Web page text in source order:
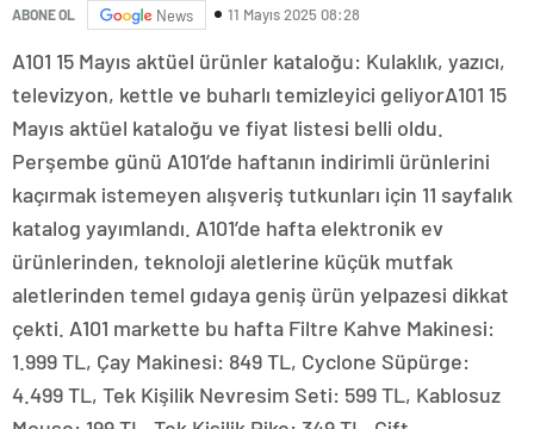
ABONE OL News 11 Mayıs 2025 08:28
A101 15 Mayıs aktüel ürünler kataloğu: Kulaklık, yazıcı,
televizyon, kettle ve buharlı temizleyici geliyorA101 15
Mayıs aktüel kataloğu ve fiyat listesi belli oldu.
Perşembe günü A101’de haftanın indirimli ürünlerini
kaçırmak istemeyen alışveriş tutkunları için 11 sayfalık
katalog yayımlandı. A101’de hafta elektronik ev
ürünlerinden, teknoloji aletlerine küçük mutfak
aletlerinden temel gıdaya geniş ürün yelpazesi dikkat
çekti. A101 markette bu hafta Filtre Kahve Makinesi:
1.999 TL, Çay Makinesi: 849 TL, Cyclone Süpürge:
4.499 TL, Tek Kişilik Nevresim Seti: 599 TL, Kablosuz